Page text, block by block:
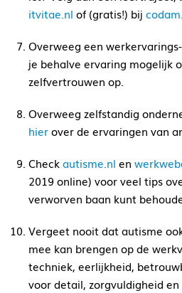
itvitae.nl of (gratis!) bij
Overweeg een
je behalve ervaring mogelijk
zelfvertrouwen op.
Overweeg zelfstandig
hierover de ervaringen van
Checkautisme.nl en
2019 online) voor veel tips
verworven baan kunt
Vergeet nooit dat autisme
mee kan brengen op de
techniek, eerlijkheid,
voor detail, zorgvuldigheid